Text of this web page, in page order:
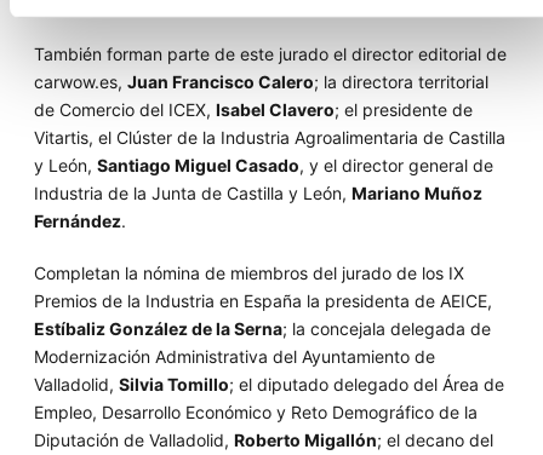
También forman parte de este jurado el director editorial de
carwow.es, Juan Francisco Calero; la directora territorial
de Comercio del ICEX, Isabel Clavero; el presidente de
Vitartis, el Clúster de la Industria Agroalimentaria de Castilla
y León, Santiago Miguel Casado, y el director general de
Industria de la Junta de Castilla y León, Mariano Muñoz
Fernández.
Completan la nómina de miembros del jurado de los IX
Premios de la Industria en España la presidenta de AEICE,
Estíbaliz González de la Serna; la concejala delegada de
Modernización Administrativa del Ayuntamiento de
Valladolid, Silvia Tomillo; el diputado delegado del Área de
Empleo, Desarrollo Económico y Reto Demográfico de la
Diputación de Valladolid, Roberto Migallón; el decano del